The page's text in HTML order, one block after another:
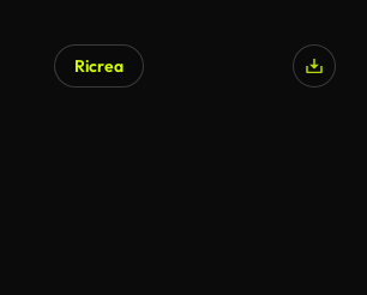
Ricrea